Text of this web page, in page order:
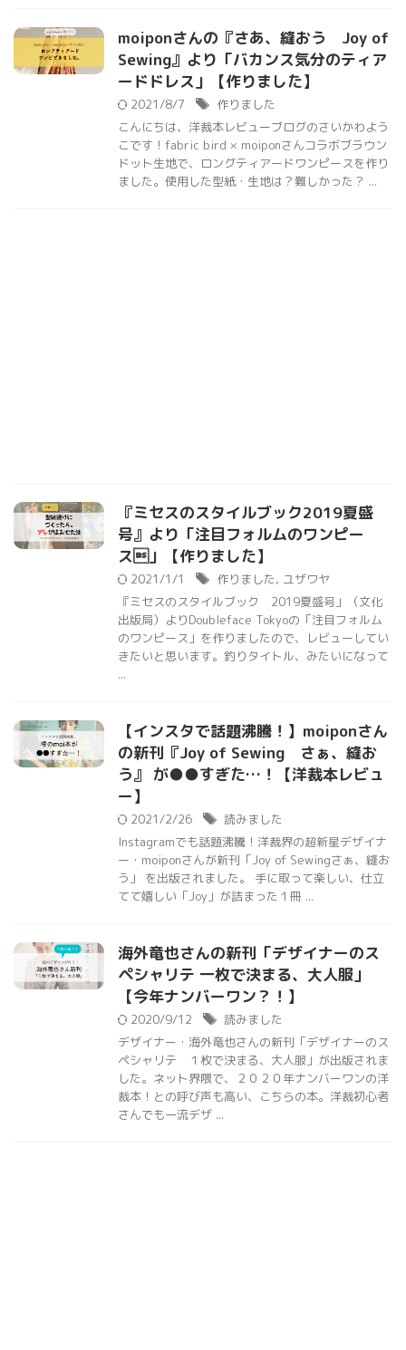
moiponさんの『さあ、縫おう Joy of
Sewing』より「バカンス気分のティア
ードドレス」【作りました】
2021/8/7
作りました
こんにちは、洋裁本レビューブログのさいかわよう
こです！fabric bird × moiponさんコラボブラウン
ドット生地で、ロングティアードワンピースを作り
ました。使用した型紙・生地は？難しかった？ ...
『ミセスのスタイルブック2019夏盛
号』より「注目フォルムのワンピー
ス」【作りました】
2021/1/1 作りました, ユザワヤ
『ミセスのスタイルブック 2019夏盛号」（文化
出版局）よりDoubleface Tokyoの「注目フォルム
のワンピース」を作りましたので、レビューしてい
きたいと思います。釣りタイトル、みたいになって
...
【インスタで話題沸騰！】moiponさん
の新刊『Joy of Sewing さぁ、縫お
う』 が●●すぎた…！【洋裁本レビュ
ー】
2021/2/26
読みました
Instagramでも話題沸騰！洋裁界の超新星デザイナ
ー・moiponさんが新刊「Joy of Sewingさぁ、縫お
う」 を出版されました。 手に取って楽しい、仕立
てて嬉しい「Joy」が詰まった１冊 ...
海外竜也さんの新刊「デザイナーのス
ペシャリテ 一枚で決まる、大人服」
【今年ナンバーワン？！】
2020/9/12
読みました
デザイナー・海外竜也さんの新刊「デザイナーのス
ペシャリテ １枚で決まる、大人服」が出版されま
した。ネット界隈で、２０２０年ナンバーワンの洋
裁本！との呼び声も高い、こちらの本。洋裁初心者
さんでも一流デザ ...